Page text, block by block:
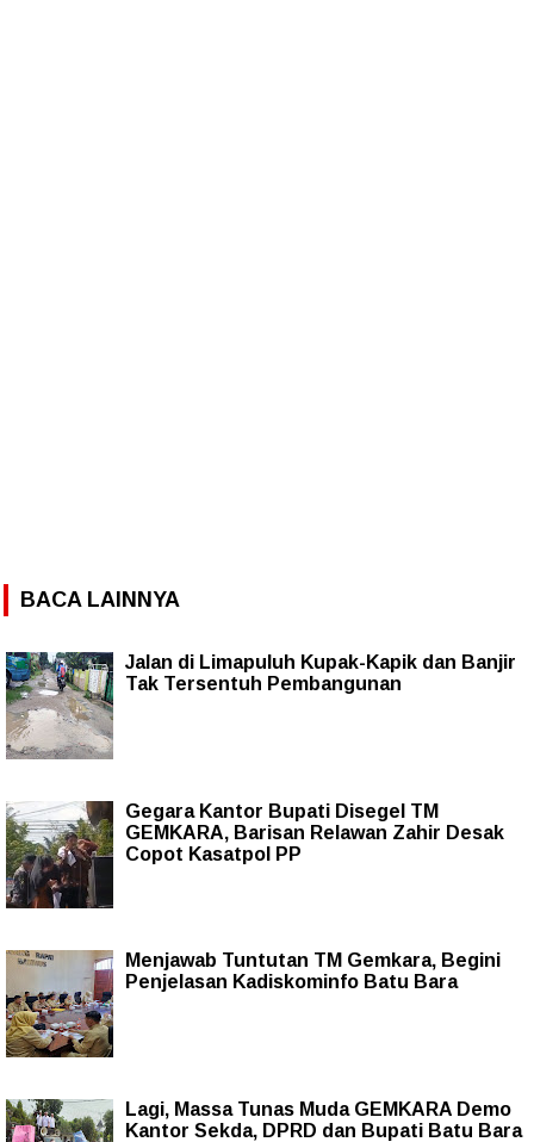
BACA LAINNYA
Jalan di Limapuluh Kupak-Kapik dan Banjir
Tak Tersentuh Pembangunan
Gegara Kantor Bupati Disegel TM
GEMKARA, Barisan Relawan Zahir Desak
Copot Kasatpol PP
Menjawab Tuntutan TM Gemkara, Begini
Penjelasan Kadiskominfo Batu Bara
Lagi, Massa Tunas Muda GEMKARA Demo
Kantor Sekda, DPRD dan Bupati Batu Bara